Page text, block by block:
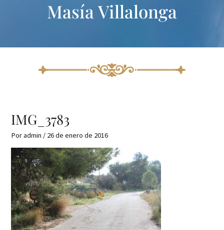
Masía Villalonga
IMG_3783
Poradmin / 26 de enero de 2016